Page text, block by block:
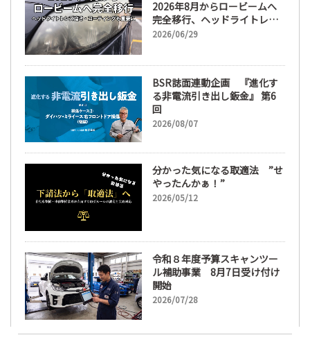
2026年8月からロービームへ
完全移行、ヘッドライトレン
ズ磨き・コーティングも重要
2026/06/29
BSR誌面連動企画 『進化す
る非電流引き出し鈑金』 第6
回
2026/08/07
分かった気になる取適法 ”せ
やったんかぁ！”
2026/05/12
令和８年度予算スキャンツー
ル補助事業 8月7日受け付け
開始
2026/07/28